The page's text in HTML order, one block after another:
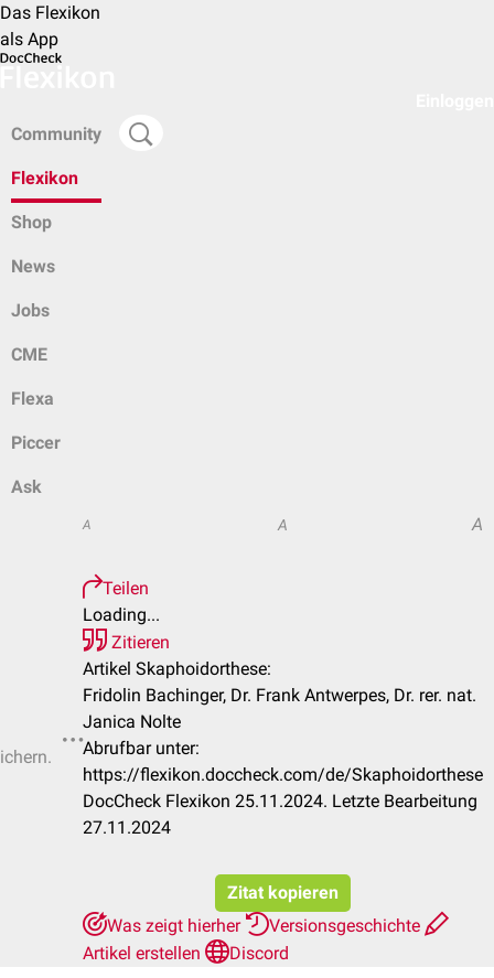
Das Flexikon
als App
Community
Flexikon
Shop
News
Jobs
CME
Flexa
Piccer
Ask
A A A
Teilen
Loading...
Zitieren
Artikel Skaphoidorthese:
Fridolin Bachinger, Dr. Frank Antwerpes, Dr. rer. nat.
Janica Nolte
Abrufbar unter:
https://flexikon.doccheck.com/de/Skaphoidorthese
DocCheck Flexikon 25.11.2024. Letzte Bearbeitung
27.11.2024
Zitat kopieren
Was zeigt hierher
Versionsgeschichte
Artikel erstellen
Discord